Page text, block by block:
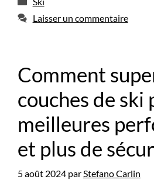
Laisser un commentaire
Comment
couches de ski
meilleures
et plus de
5 août 2024 parStefano Carlin